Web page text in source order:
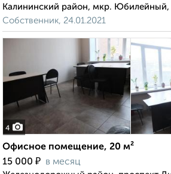
Калининский район, мкр. Юбилейный,
Собственник, 24.01.2021
4
Офисное помещение, 20 м²
15 000 ₽ в месяц